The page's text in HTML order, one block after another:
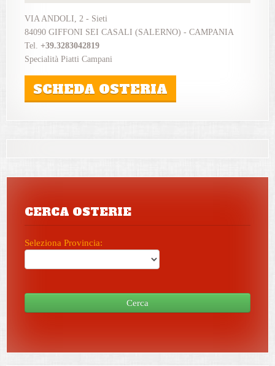
VIA ANDOLI, 2 - Sieti
84090 GIFFONI SEI CASALI (SALERNO) - CAMPANIA
Tel. +39.3283042819
Specialità Piatti Campani
SCHEDA OSTERIA
CERCA OSTERIE
Seleziona Provincia:
Cerca